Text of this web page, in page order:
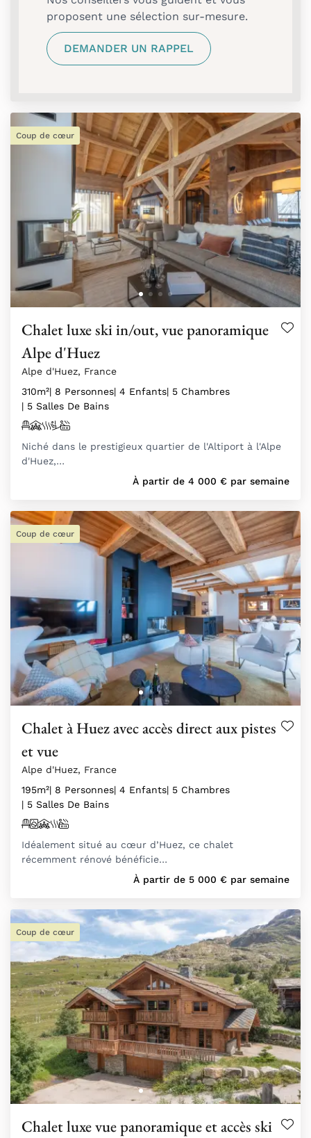
proposent une sélection sur-mesure.
DEMANDER UN RAPPEL
Coup de cœur
Chalet luxe ski in/out, vue panoramique
Alpe d'Huez
Alpe d'Huez, France
310m²| 8 Personnes| 4 Enfants| 5 Chambres
| 5 Salles De Bains
Niché dans le prestigieux quartier de l'Altiport à l'Alpe
d'Huez,…
À partir de 4 000 € par semaine
Coup de cœur
Chalet à Huez avec accès direct aux pistes
et vue
Alpe d'Huez, France
195m²| 8 Personnes| 4 Enfants| 5 Chambres
| 5 Salles De Bains
Idéalement situé au cœur d’Huez, ce chalet
récemment rénové bénéficie…
À partir de 5 000 € par semaine
Coup de cœur
Chalet luxe vue panoramique et accès ski